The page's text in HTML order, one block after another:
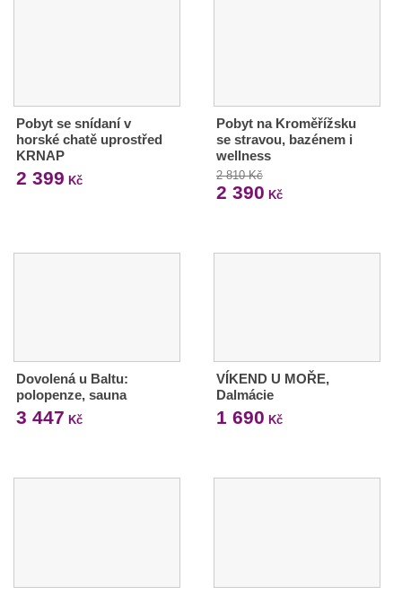
Pobyt se snídaní v
horské chatě uprostřed
KRNAP
2 399 Kč
Pobyt na Kroměřížsku
se stravou, bazénem i
wellness
2 810 Kč
2 390 Kč
Dovolená u Baltu:
polopenze, sauna
3 447 Kč
VÍKEND U MOŘE,
Dalmácie
1 690 Kč